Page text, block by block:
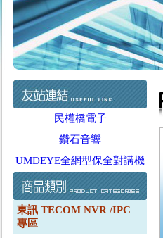
民權橋電子
鑽石音響
UMDEYE全網型保全對講機
東訊 TECOM NVR /IPC
專區